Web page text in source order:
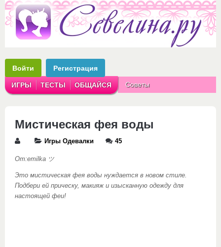
Войти Регистрация
ИГРЫ ТЕСТЫ ОБЩАЙСЯ Советы
Мистическая фея воды
Игры Одевалки 45
От:emilka ツ
Это мистическая фея воды нуждается в новом стиле.
Подбери ей прическу, макияж и изысканную одежду для
настоящей феи!